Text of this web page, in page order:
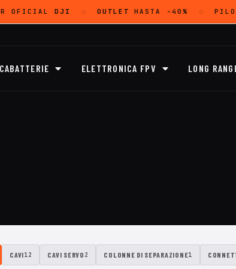
OFICIAL DJI OUTLET HASTA -40%
ELETTRONICA FPV LONG
CAVI12 CAVI SERVO 2 COLONNE DI SEPARAZIONE1